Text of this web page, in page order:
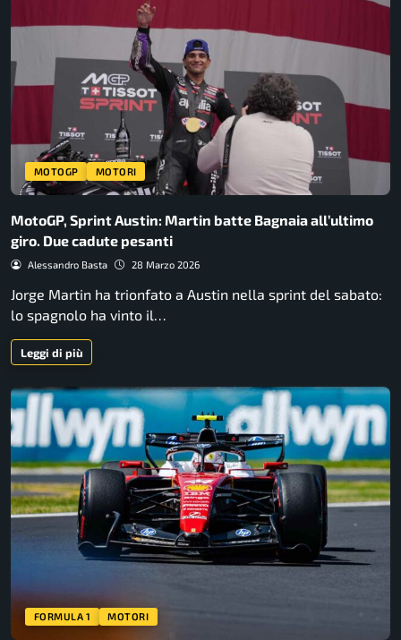
MOTOGP MOTORI
MotoGP, Sprint Austin: Martin batte Bagnaia all’ultimo
giro. Due cadute pesanti
Alessandro Basta 28 Marzo 2026
Jorge Martin ha trionfato a Austin nella sprint del sabato:
lo spagnolo ha vinto il…
Leggi di più
FORMULA 1 MOTORI